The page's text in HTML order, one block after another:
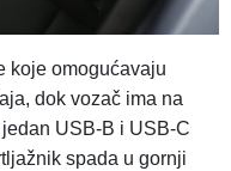
koje omogućavaju
dok vozač ima na
USB-B i USB-C
spada u gornji